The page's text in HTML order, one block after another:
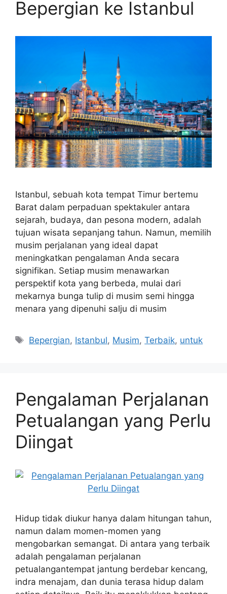
Bepergian ke Istanbul
Istanbul, sebuah kota tempat Timur bertemu
Barat dalam perpaduan spektakuler antara
sejarah, budaya, dan pesona modern, adalah
tujuan wisata sepanjang tahun. Namun, memilih
musim perjalanan yang ideal dapat
meningkatkan pengalaman Anda secara
signifikan. Setiap musim menawarkan
perspektif kota yang berbeda, mulai dari
mekarnya bunga tulip di musim semi hingga
menara yang dipenuhi salju di musim
Tags
Bepergian, Istanbul, Musim,Terbaik, untuk
Pengalaman Perjalanan
Petualangan yang Perlu
Diingat
Hidup tidak diukur hanya dalam hitungan tahun,
namun dalam momen-momen yang
mengobarkan semangat. Di antara yang terbaik
adalah pengalaman perjalanan
petualangantempat jantung berdebar kencang,
indra menajam, dan dunia terasa hidup dalam